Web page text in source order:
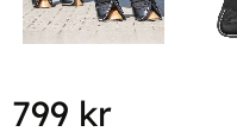
799 kr